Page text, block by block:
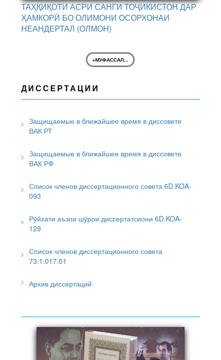
ТАҲҚИҚОТИ АСРИ САНГИ ТОҶИКИСТОН ДАР
ҲАМКОРӢ БО ОЛИМОНИ ОСОРХОНАИ
НЕАНДЕРТАЛ (ОЛМОН)
+МУФАССАЛ...
ДИССЕРТАЦИИ
Защищаемые в ближайшее время в диссовете
ВАК РТ
Защищаемые в ближайшее время в диссовете
ВАК РФ
Список членов диссертационного совета 6D.KOA-
093
Рӯйхати аъзои шӯрои диссертатсиони 6D.KOA-
129
Список членов диссертационного совета
73.1.017.01
Архив диссертаций